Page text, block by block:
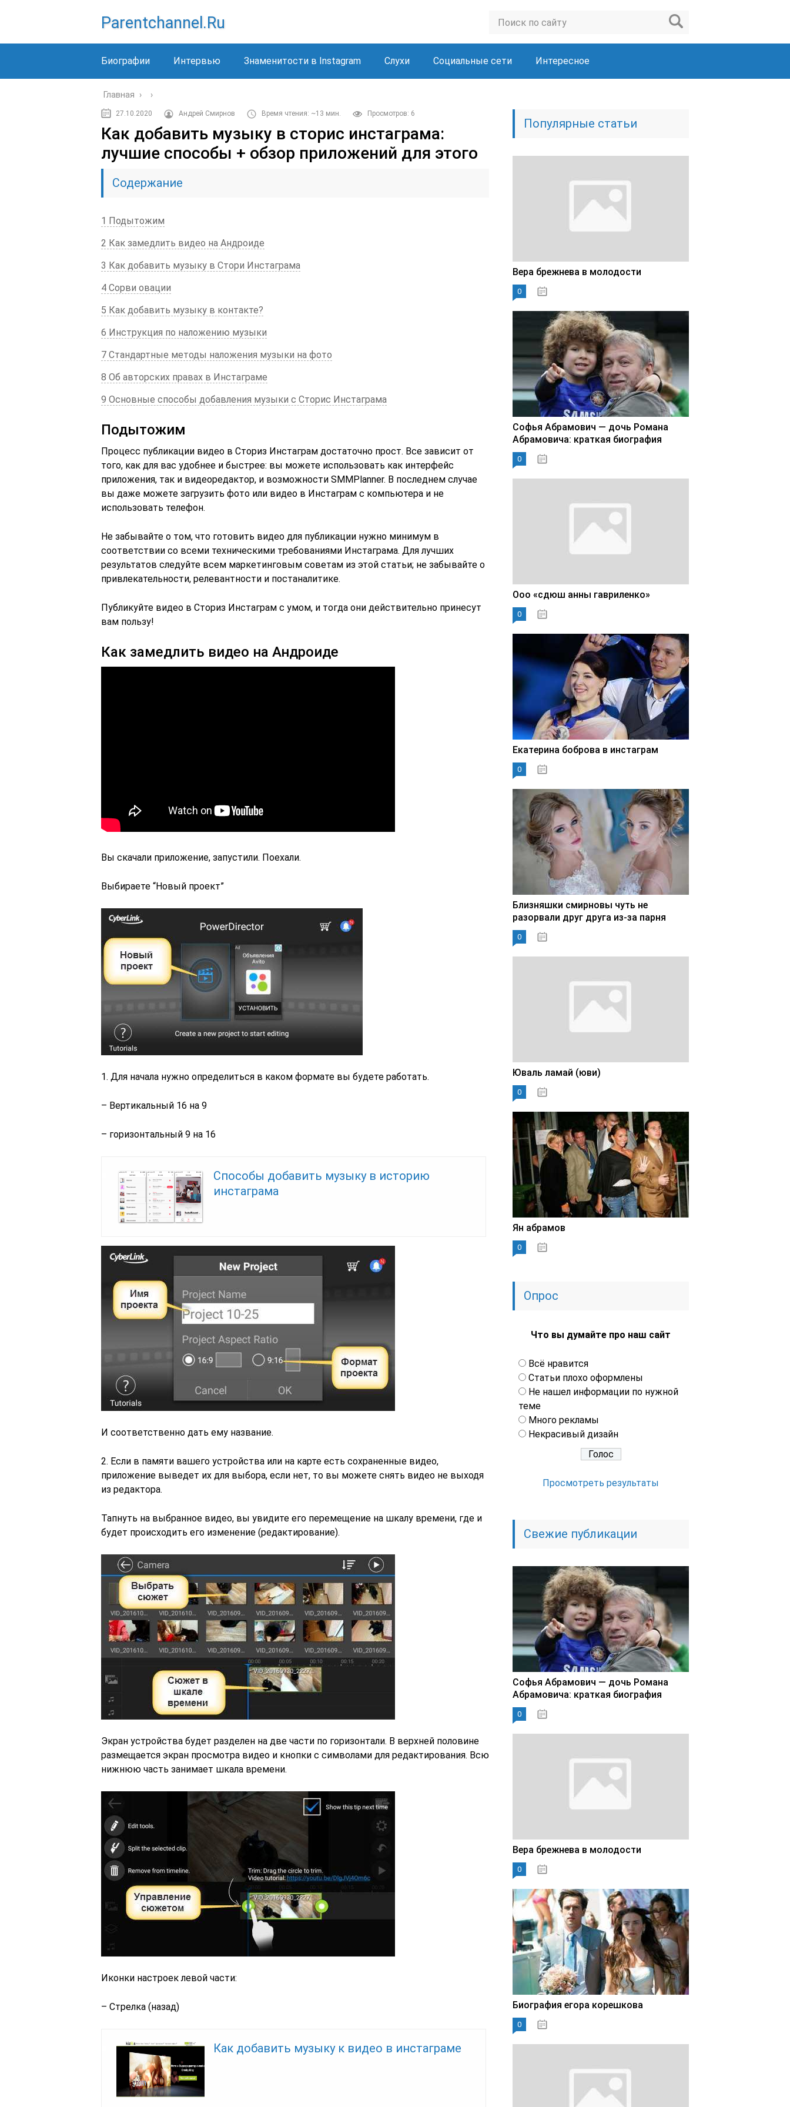
Parentchannel.ru
Биографии Интервью Знаменитости в Instagram Слухи Социальные сети Интересное
Главная › ›
27.10.2020 Андрей Смирнов Время чтения: ~13 мин. Просмотров: 6
Как добавить музыку в сторис инстаграма:
лучшие способы + обзор приложений для этого
Содержание
1 Подытожим
2 Как замедлить видео на Андроиде
3 Как добавить музыку в Стори Инстаграма
4 Сорви овации
5 Как добавить музыку в контакте?
6 Инструкция по наложению музыки
7 Стандартные методы наложения музыки на фото
8 Об авторских правах в Инстаграме
9 Основные способы добавления музыки с Сторис Инстаграма
Подытожим
Процесс публикации видео в Сториз Инстаграм достаточно прост. Все зависит от
того, как для вас удобнее и быстрее: вы можете использовать как интерфейс
приложения, так и видеоредактор, и возможности SMMPlanner. В последнем случае
вы даже можете загрузить фото или видео в Инстаграм с компьютера и не
использовать телефон.
Не забывайте о том, что готовить видео для публикации нужно минимум в
соответствии со всеми техническими требованиями Инстаграма. Для лучших
результатов следуйте всем маркетинговым советам из этой статьи; не забывайте о
привлекательности, релевантности и постаналитике.
Публикуйте видео в Сториз Инстаграм с умом, и тогда они действительно принесут
вам пользу!
Как замедлить видео на Андроиде
Вы скачали приложение, запустили. Поехали.
Выбираете “Новый проект”
1. Для начала нужно определиться в каком формате вы будете работать.
– Вертикальный 16 на 9
– горизонтальный 9 на 16
Способы добавить музыку в историю
инстаграма
И соответственно дать ему название.
2. Если в памяти вашего устройства или на карте есть сохраненные видео,
приложение выведет их для выбора, если нет, то вы можете снять видео не выходя
из редактора.
Тапнуть на выбранное видео, вы увидите его перемещение на шкалу времени, где и
будет происходить его изменение (редактирование).
Экран устройства будет разделен на две части по горизонтали. В верхней половине
размещается экран просмотра видео и кнопки с символами для редактирования. Всю
нижнюю часть занимает шкала времени.
Иконки настроек левой части:
– Стрелка (назад)
Как добавить музыку к видео в инстаграме
Популярные статьи
Вера брежнева в молодости
0
Софья Абрамович — дочь Романа
Абрамовича: краткая биография
0
Ооо «сдюш анны гавриленко»
0
Екатерина боброва в инстаграм
0
Близняшки смирновы чуть не
разорвали друг друга из-за парня
0
Юваль ламай (юви)
0
Ян абрамов
0
Опрос
Что вы думайте про наш сайт
Всё нравится
Статьи плохо оформлены
Не нашел информации по нужной
теме
Много рекламы
Некрасивый дизайн
Просмотреть результаты
Свежие публикации
Софья Абрамович — дочь Романа
Абрамовича: краткая биография
0
Вера брежнева в молодости
0
Биография егора корешкова
0